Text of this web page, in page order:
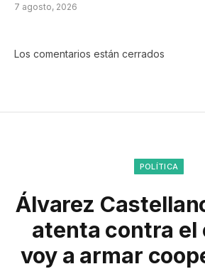
7 agosto, 2026
Los comentarios están cerrados
POLÍTICA
Álvarez
atenta contra el
voy a armar